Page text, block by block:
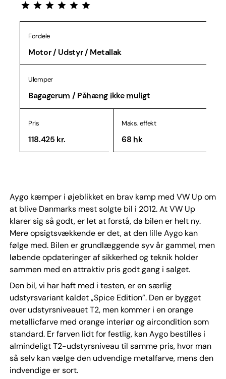
Fordele
Motor / Udstyr / Metallak
Ulemper
Bagagerum / Påhæng ikke muligt
Pris
118.425 kr.
Maks. effekt
68 hk
Aygo kæmper i øjeblikket en brav kamp med VW Up om
at blive Danmarks mest solgte bil i 2012. At VW Up
klarer sig så godt, er let at forstå, da bilen er helt ny.
Mere opsigtsvækkende er det, at den lille Aygo kan
følge med. Bilen er grundlæggende syv år gammel, men
løbende opdateringer af sikkerhed og teknik holder
sammen med en attraktiv pris godt gang i salget.
Den bil, vi har haft med i testen, er en særlig
udstyrsvariant kaldet „Spice Edition”. Den er bygget
over udstyrsniveauet T2, men kommer i en orange
metallicfarve med orange interiør og aircondition som
standard. Er farven lidt for festlig, kan Aygo bestilles i
almindeligt T2-udstyrsniveau til samme pris, hvor man
så selv kan vælge den udvendige metalfarve, mens den
indvendige er sort.